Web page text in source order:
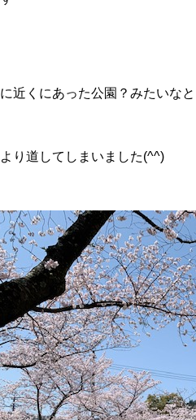
近くにあった公園？みたいな
り道してしまいました(^^)